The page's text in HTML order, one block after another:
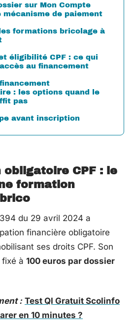
sur Mon Compte
mécanisme de paiement
formations bricolage à
éligibilité CPF : ce qui
au financement
: les options quand le
pas
avant inscription
CPF : le
formation
du 29 avril 2024 a
financière obligatoire
ses droits CPF. Son
à 100 euros par dossier
: Test QI Gratuit Scolinfo
en 10 minutes ?